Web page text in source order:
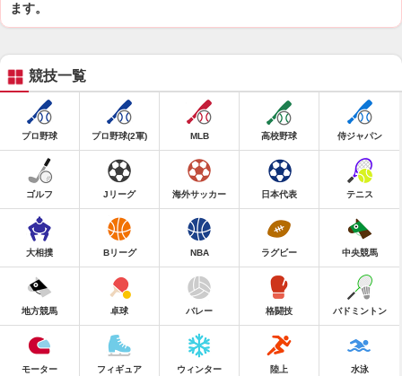
ます。
競技一覧
プロ野球 プロ野球(2軍) MLB 高校野球 侍ジャパン
ゴルフ Jリーグ 海外サッカー 日本代表 テニス
大相撲 Bリーグ NBA ラグビー 中央競馬
地方競馬 卓球 バレー 格闘技 バドミントン
モーター フィギュア ウィンター 陸上 水泳